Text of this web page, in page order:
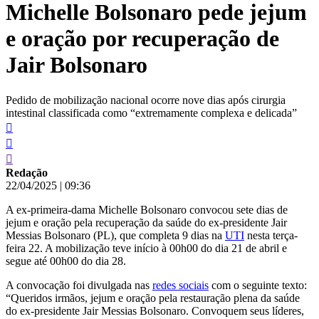
conteúdo
Michelle Bolsonaro pede jejum
e oração por recuperação de
Jair Bolsonaro
Pedido de mobilização nacional ocorre nove dias após cirurgia
intestinal classificada como “extremamente complexa e delicada”
Redação
22/04/2025 | 09:36
A ex-primeira-dama Michelle Bolsonaro convocou sete dias de
jejum e oração pela recuperação da saúde do ex-presidente Jair
Messias Bolsonaro (PL), que completa 9 dias na UTI nesta terça-
feira 22. A mobilização teve início à 00h00 do dia 21 de abril e
segue até 00h00 do dia 28.
A convocação foi divulgada nas redes sociais com o seguinte texto:
“Queridos irmãos, jejum e oração pela restauração plena da saúde
do ex-presidente Jair Messias Bolsonaro. Convoquem seus líderes,